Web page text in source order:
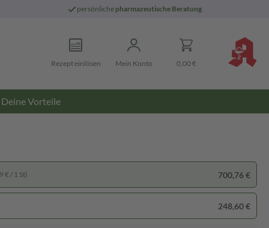
persönliche pharmazeutische Beratung
Rezept einlösen Mein Konto 0,00 €
Deine Vorteile
€ / 1 St) 700,76 €
248,60 €